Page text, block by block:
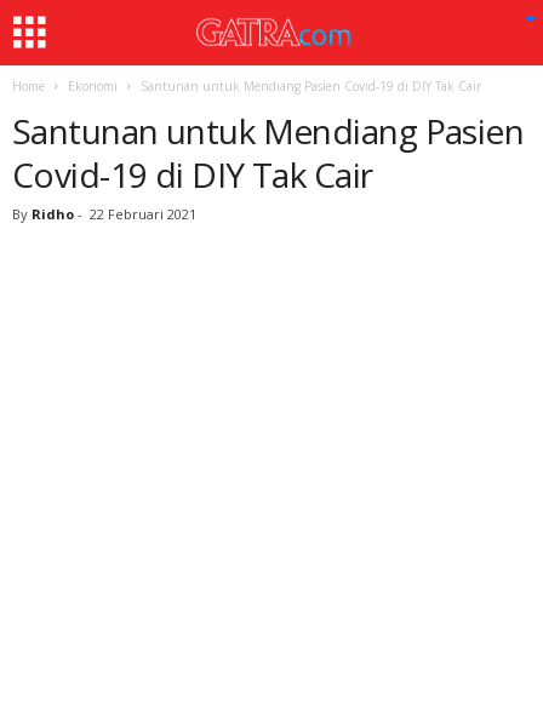
Home Ekonomi Santunan untuk Mendiang Pasien Covid-19 di DIY Tak Cair
Santunan untuk Mendiang Pasien
Covid-19 di DIY Tak Cair
By Ridho - 22 Februari 2021